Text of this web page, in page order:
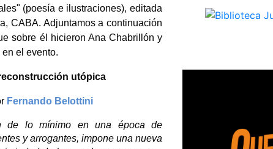
(poesía e ilustraciones), editada
CABA. Adjuntamos a continuación
sobre él hicieron Ana Chabrillón y
el evento.
utópica
Fernando Belottini
de lo mínimo en una época de
y arrogantes, impone una nueva